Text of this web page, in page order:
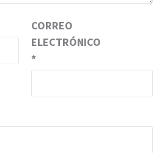
CORREO
ELECTRÓNICO
*